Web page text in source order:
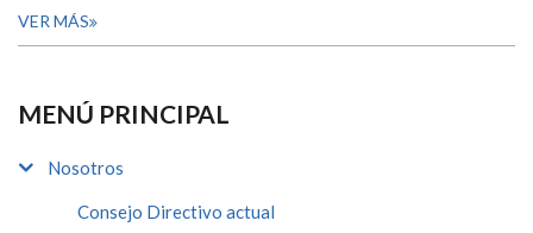
VER MÁS
MENÚ PRINCIPAL
Nosotros
Consejo Directivo actual